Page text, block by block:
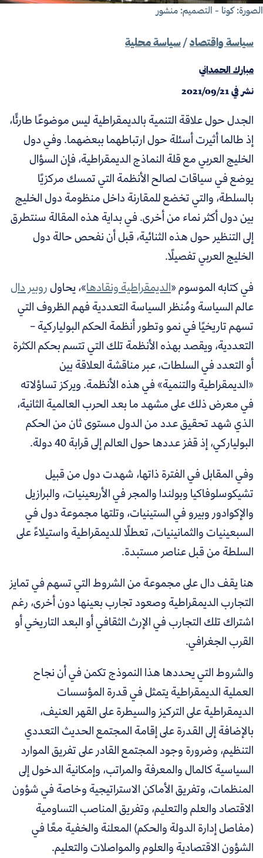
كونا - التصميم: منشور
سياسة واقتصاد/ سياسة محلية
مبارك الحمداني
نشر في2021/09/21
الجدل حول علاقة التنمية بالديمقراطية ليس موضوعًا طارئًا،
إذ طالما أثيرت أسئلة حول ارتباطهما ببعضهما. وفي دول
الخليج العربي مع قلة النماذج الديمقراطية، فإن السؤال
يوضع في سياقات لصالح الأنظمة التي تمسك مركزيًا
بالسلطة، والتي تخضع للمقارنة داخل منظومة دول الخليج
بين دول أكثر نماء من أخرى. في بداية هذه المقالة سنتطرق
إلى التنظير حول هذه الثنائية، قبل أن نفحص حالة دول
الخليج العربي تفصيلًا.
في كتابه الموسوم «الديمقراطية ونقادها»، يحاولروبير دال
عالم السياسة ومُنظر السياسة التعددية فهم الظروف التي
تسهم تاريخيًا في نمو وتطور أنظمة الحكم البولياركية –
التعددية، ويقصد بهذه الأنظمة تلك التي تتسم بحكم الكثرة
أو التعدد في السلطات، عبر مناقشة العلاقة بين
«الديمقراطية والتنمية» في هذه الأنظمة. ويركز تساؤلاته
في معرض ذلك على مشهد ما بعد الحرب العالمية الثانية،
الذي شهد تحقيق عدد من الدول مستوى ثان من الحكم
البولياركي، إذ قفز عددها حول العالم إلى قرابة 40 دولة.
وفي المقابل في الفترة ذاتها، شهدت دول من قبيل
تشيكوسلوفاكيا وبولندا والمجر في الأربعينيات، والبرازيل
والإكوادور وبيرو في الستينيات، وتلتها مجموعة دول في
السبعينيات والثمانينيات، تعطلًا للديمقراطية واستيلاءً على
السلطة من قبل عناصر مستبدة.
هنا يقف دال على مجموعة من الشروط التي تسهم في تمايز
التجارب الديمقراطية وصعود تجارب بعينها دون أخرى، رغم
اشتراك تلك التجارب في الإرث الثقافي أو البعد التاريخي أو
القرب الجغرافي.
والشروط التي يحددها هذا النموذج تكمن في أن نجاح
العملية الديمقراطية يتمثل في قدرة المؤسسات
الديمقراطية على التركيز والسيطرة على القهر العنيف،
بالإضافة إلى القدرة على إقامة المجتمع الحديث التعددي
التنظيم، وضرورة وجود المجتمع القادر على تفريق الموارد
السياسية كالمال والمعرفة والمراتب، وإمكانية الدخول إلى
المنظمات، وتفريق الأماكن الاستراتيجية وخاصة في شؤون
الاقتصاد والعلم والتعليم، وتفريق المناصب التساومية
(مفاصل إدارة الدولة والحكم) المعلنة والخفية معًا في
الشؤون الاقتصادية والعلوم والمواصلات والتعليم.